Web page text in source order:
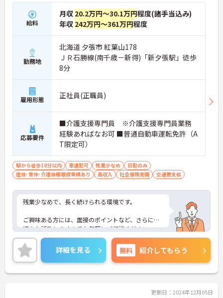
給料
月収 20.2万円～30.1万円程度(諸手当込み)
年収 242万円～361万円程度
勤務地
北海道 夕張市 紅葉山178
ＪＲ石勝線(南千歳－新得)「新夕張駅」徒歩
8分
雇用形態 正社員(正職員)
応募要件
■介護支援専門員 ※介護支援専門員業務
経験あればなお可 ■普通自動車運転免許（A
T限定可）
駅から徒歩10分以内 車通勤可 残業少なめ
日勤のみ
産休･育休･介護休暇取得実績あり
高収入 社会保険完備 交通費支給
残業少なめで、長く続けられる環境です。
ご興味ある方には、面接のポイントなど、さらに詳
細をお話致しますのでお気軽にご相談ください。
詳細を見る 無料 紹介してもらう
更新日：2024年12月05日